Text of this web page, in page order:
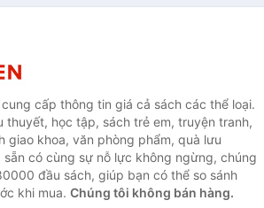
cấp thông tin giá cả sách các thể loại.
thuyết, học tập, sách trẻ em, truyện tranh,
giao khoa, văn phòng phẩm, quà lưu
sẵn có cùng sự nỗ lực không ngừng, chúng
đầu sách, giúp bạn có thể so sánh
khi mua. Chúng tôi không bán hàng.